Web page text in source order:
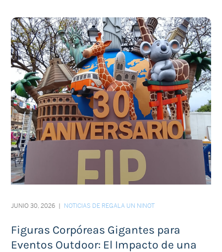
JUNIO 30, 2026 | NOTICIAS DE REGALA UN NINOT
Figuras Corpóreas Gigantes para
Eventos Outdoor: El Impacto de una